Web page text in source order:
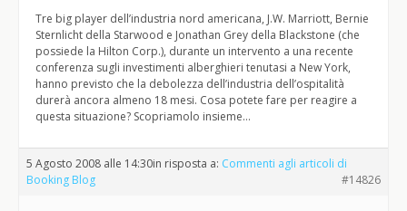
Tre big player dell’industria nord americana, J.W. Marriott, Bernie
Sternlicht della Starwood e Jonathan Grey della Blackstone (che
possiede la Hilton Corp.), durante un intervento a una recente
conferenza sugli investimenti alberghieri tenutasi a New York,
hanno previsto che la debolezza dell’industria dell’ospitalità
durerà ancora almeno 18 mesi. Cosa potete fare per reagire a
questa situazione? Scopriamolo insieme…
5 Agosto 2008 alle 14:30in risposta a: Commenti agli articoli di
Booking Blog
#14826